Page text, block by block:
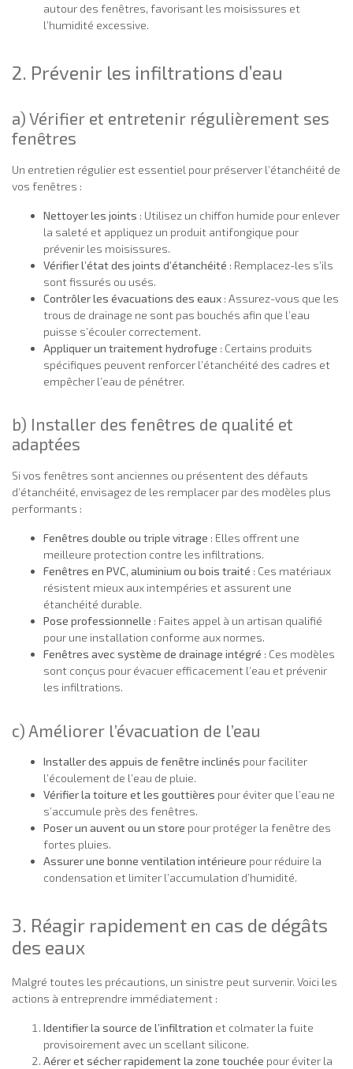
autour des fenêtres, favorisant les moisissures et
l’humidité excessive.
2. Prévenir les infiltrations d’eau
a) Vérifier et entretenir régulièrement ses
fenêtres
Un entretien régulier est essentiel pour préserver l’étanchéité de
vos fenêtres :
Nettoyer les joints : Utilisez un chiffon humide pour enlever
la saleté et appliquez un produit antifongique pour
prévenir les moisissures.
Vérifier l’état des joints d’étanchéité : Remplacez-les s’ils
sont fissurés ou usés.
Contrôler les évacuations des eaux : Assurez-vous que les
trous de drainage ne sont pas bouchés afin que l’eau
puisse s’écouler correctement.
Appliquer un traitement hydrofuge : Certains produits
spécifiques peuvent renforcer l’étanchéité des cadres et
empêcher l’eau de pénétrer.
b) Installer des fenêtres de qualité et
adaptées
Si vos fenêtres sont anciennes ou présentent des défauts
d’étanchéité, envisagez de les remplacer par des modèles plus
performants :
Fenêtres double ou triple vitrage : Elles offrent une
meilleure protection contre les infiltrations.
Fenêtres en PVC, aluminium ou bois traité : Ces matériaux
résistent mieux aux intempéries et assurent une
étanchéité durable.
Pose professionnelle : Faites appel à un artisan qualifié
pour une installation conforme aux normes.
Fenêtres avec système de drainage intégré : Ces modèles
sont conçus pour évacuer efficacement l’eau et prévenir
les infiltrations.
c) Améliorer l’évacuation de l’eau
Installer des appuis de fenêtre inclinés pour faciliter
l’écoulement de l’eau de pluie.
Vérifier la toiture et les gouttières pour éviter que l’eau ne
s’accumule près des fenêtres.
Poser un auvent ou un store pour protéger la fenêtre des
fortes pluies.
Assurer une bonne ventilation intérieure pour réduire la
condensation et limiter l’accumulation d’humidité.
3. Réagir rapidement en cas de dégâts
des eaux
Malgré toutes les précautions, un sinistre peut survenir. Voici les
actions à entreprendre immédiatement :
Identifier la source de l’infiltration et colmater la fuite
provisoirement avec un scellant silicone.
Aérer et sécher rapidement la zone touchée pour éviter la